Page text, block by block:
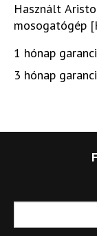
Használt
mosogatógép
1 hónap
3 hónap